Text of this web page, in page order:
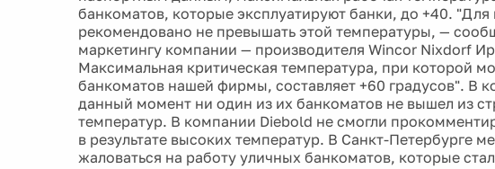
банкоматов, которые эксплуатируют банки, до +40.
рекомендовано не превышать этой температуры, —
маркетингу компании — производителя Wincor Nixdorf
Максимальная критическая температура, при которой
банкоматов нашей фирмы, составляет +60 градусов". В
данный момент ни один из их банкоматов не вышел из
температур. В компании Diebold не смогли
в результате высоких температур. В Санкт-Петербурге
жаловаться на работу уличных банкоматов, которые